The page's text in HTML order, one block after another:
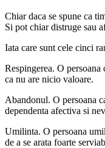
Chiar daca se spune ca
Si pot chiar distruge sau
Iata care sunt cele cinci
Respingerea. O
ca nu are nicio valoare.
Abandonul. O persoana
dependenta afectiva si
Umilinta. O persoana
de a se arata foarte